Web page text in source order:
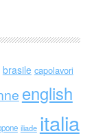
brasile capolavori
english
iliade italia